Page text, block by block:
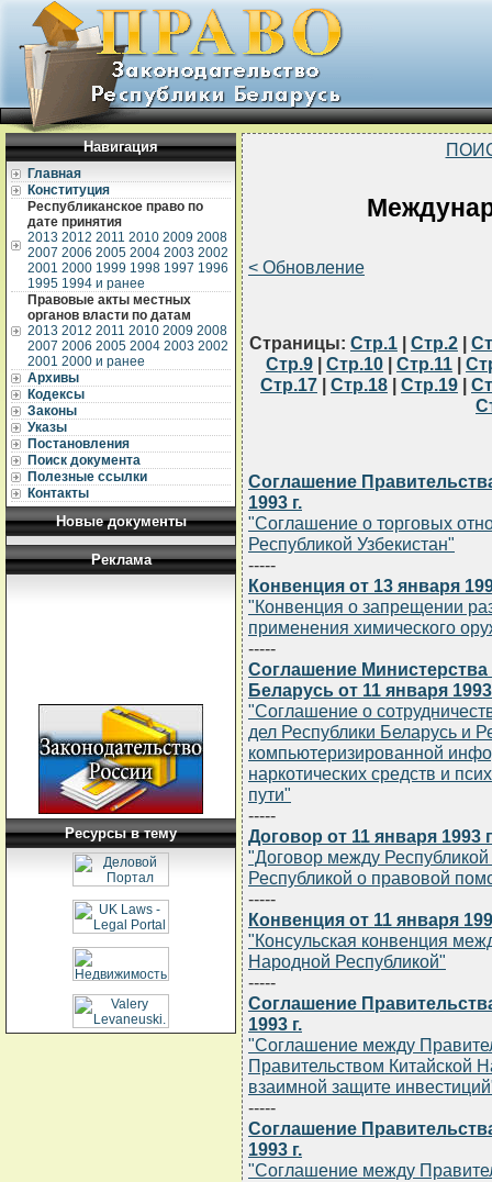
Навигация
Главная
Конституция
Республиканское право по
дате принятия
2013 2012 2011 2010 2009 2008
2007 2006 2005 2004 2003 2002
2001 2000 1999 1998 1997 1996
1995 1994 и ранее
Правовые акты местных
органов власти по датам
2013 2012 2011 2010 2009 2008
2007 2006 2005 2004 2003 2002
2001 2000 и ранее
Архивы
Кодексы
Законы
Указы
Постановления
Поиск документа
Полезные ссылки
Контакты
Новые документы
Реклама
Ресурсы в тему
< Обновление
Страницы: Стр.1 | Стр.2 |
Стр.9 | Стр.10 | Стр.11 |
Стр.17 | Стр.18 | Стр.19 |
Соглашение
1993 г.
"Соглашение о торговых
Республикой Узбекистан"
-----
Конвенция от 13 января
"Конвенция о запрещении
применения химического
-----
Соглашение
Беларусь от 11 января 1993
"Соглашение о
дел Республики Беларусь и
компьютеризированной
наркотических средств и
пути"
-----
Договор от 11 января 1993
"Договор между
Республикой о правовой
-----
Конвенция от 11 января
"Консульская конвенция
Народной Республикой"
-----
Соглашение
1993 г.
"Соглашение между
Правительством Китайской
взаимной защите
-----
Соглашение
1993 г.
"Соглашение между